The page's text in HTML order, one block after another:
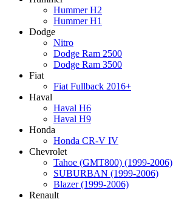
Hummer H2
Hummer H1
Dodge
Nitro
Dodge Ram 2500
Dodge Ram 3500
Fiat
Fiat Fullback 2016+
Haval
Haval H6
Haval H9
Honda
Honda CR-V IV
Chevrolet
Tahoe (GMT800) (1999-2006)
SUBURBAN (1999-2006)
Blazer (1999-2006)
Renault